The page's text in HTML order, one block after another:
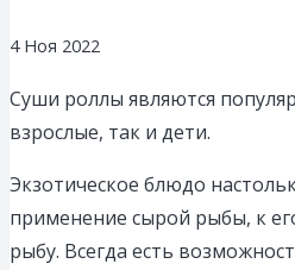
4 Ноя 2022
Суши роллы являются
взрослые, так и дети.
Экзотическое блюдо
применение сырой рыбы, к
рыбу. Всегда есть